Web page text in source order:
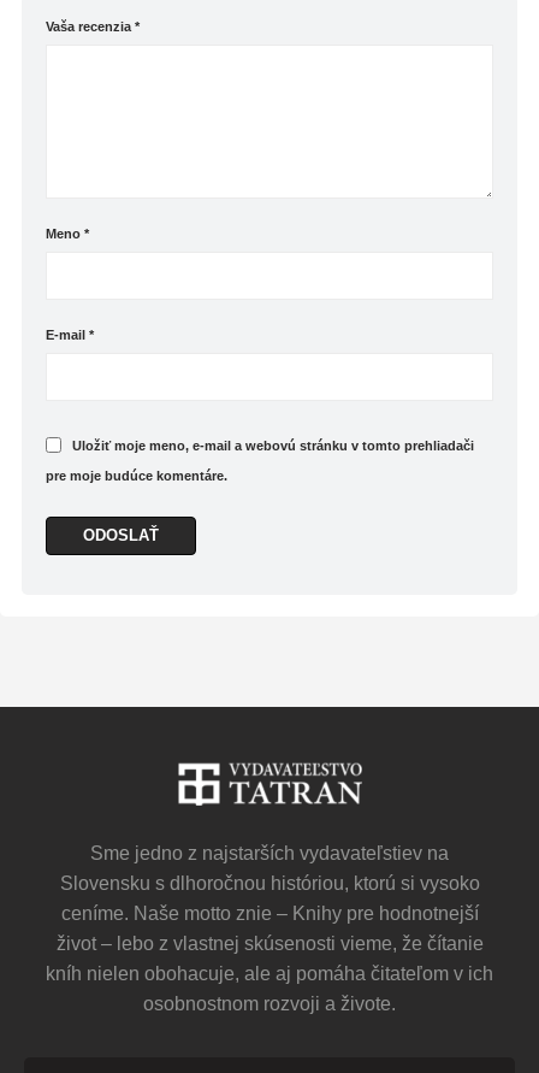
Vaša recenzia*
Meno*
E-mail*
Uložiť moje meno, e-mail a webovú stránku v tomto prehliadači
pre moje budúce komentáre.
Sme jedno z najstarších vydavateľstiev na
Slovensku s dlhoročnou históriou, ktorú si vysoko
ceníme. Naše motto znie – Knihy pre hodnotnejší
život – lebo z vlastnej skúsenosti vieme, že čítanie
kníh nielen obohacuje, ale aj pomáha čitateľom v ich
osobnostnom rozvoji a živote.